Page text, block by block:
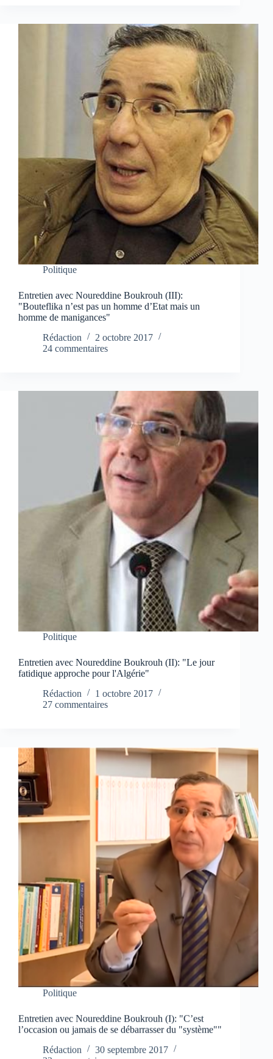
Politique
Entretien avec Noureddine Boukrouh (III):
"Bouteflika n’est pas un homme d’Etat mais un
homme de manigances"
Rédaction
2 octobre 2017
24 commentaires
Politique
Entretien avec Noureddine Boukrouh (II): "Le jour
fatidique approche pour l'Algérie"
Rédaction
1 octobre 2017
27 commentaires
Politique
Entretien avec Noureddine Boukrouh (I): "C’est
l’occasion ou jamais de se débarrasser du "système""
Rédaction
30 septembre 2017